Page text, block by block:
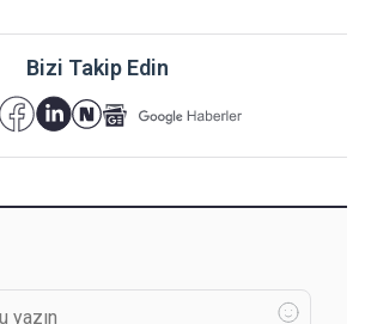
Bizi Takip Edin